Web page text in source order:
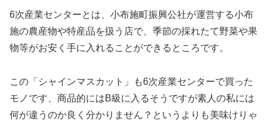
6次産業センターとは、小布施町振興公社が運営する小布
施の農産物や特産品を扱う店で、季節の採れたて野菜や果
物等がお安く手に入れることができるところです。
この「シャインマスカット」も6次産業センターで買った
モノです、商品的にはB級に入るそうですが素人の私には
何が違うのか良く分かりません？というよりも美味けりゃ